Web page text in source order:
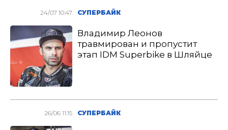
24/07 10:47 СУПЕРБАЙК
Владимир Леонов
травмирован и пропустит
этап IDM Superbike в Шляйце
26/06 11:15 СУПЕРБАЙК